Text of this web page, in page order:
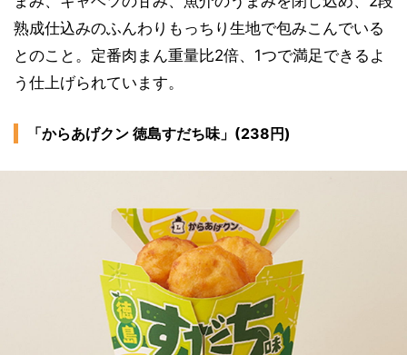
熟成仕込みのふんわりもっちり生地で包みこんでいる
とのこと。定番肉まん重量比2倍、1つで満足できるよ
う仕上げられています。
「からあげクン 徳島すだち味」(238円)